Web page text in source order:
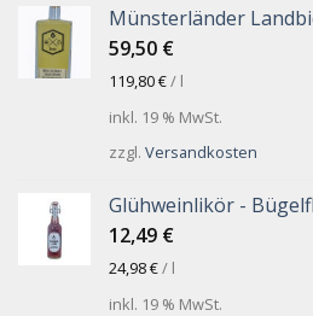
Münsterländer
59,50 €
119,80€/ l
inkl. 19 % MwSt.
zzgl. Versandkosten
Glühweinlikör -
12,49 €
24,98€/ l
inkl. 19 % MwSt.